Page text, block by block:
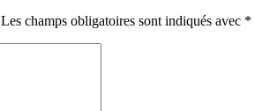
Les champs obligatoires sont indiqués avec *